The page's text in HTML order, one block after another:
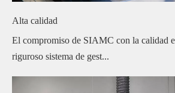
Alta calidad
El compromiso de SIAMC con la calidad
riguroso sistema de gest...